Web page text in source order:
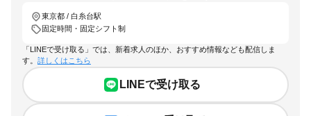
東京都 / 白糸台駅
固定時間・固定シフト制
「LINEで受け取る」では、新着求人のほか、おすすめ情報なども配信しま
す。 詳しくはこちら
LINEで受け取る